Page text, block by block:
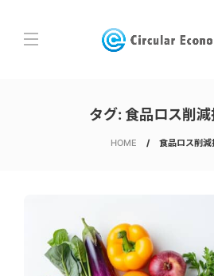
タグ: 食品ロス削
HOME 食品ロス削減